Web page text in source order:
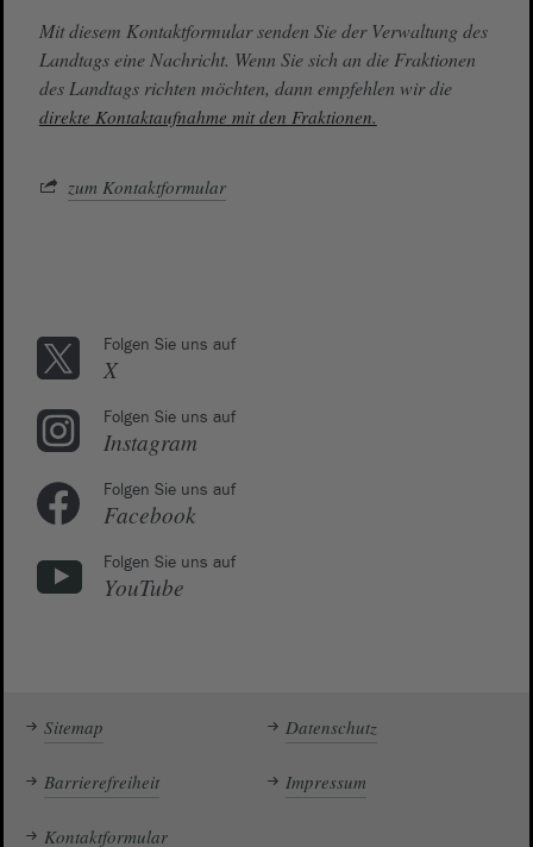
Mit diesem Kontaktformular senden Sie der Verwaltung des
Landtags eine Nachricht. Wenn Sie sich an die Fraktionen
des Landtags richten möchten, dann empfehlen wir die
direkte Kontaktaufnahme mit den Fraktionen.
zum Kontaktformular
Folgen Sie uns auf
X
Folgen Sie uns auf
Instagram
Folgen Sie uns auf
Facebook
Folgen Sie uns auf
YouTube
Sitemap Datenschutz
Barrierefreiheit Impressum
Kontaktformular